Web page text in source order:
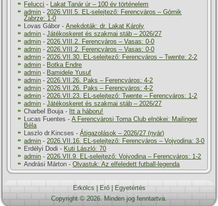
Felucci - Lakat Tanár úr – 100 év történelem
admin -2026.VIII.5. EL-selejtező: Ferencváros – Górnik
Zabrze: 1-0
Lovas Gábor -Anekdoták: dr. Lakat Károly
admin -Játékoskeret és szakmai stáb – 2026/27
admin -2026.VIII.2. Ferencváros – Vasas: 0-0
admin -2026.VIII.2. Ferencváros – Vasas: 0-0
admin -2026.VII.30. EL-selejtező: Ferencváros – Twente: 2-2
admin - Botka Endre
admin - Bamidele Yusuf
admin -2026.VII.26. Paks – Ferencváros: 4-2
admin -2026.VII.26. Paks – Ferencváros: 4-2
admin -2026.VII.23. EL-selejtező: Twente – Ferencváros: 1-2
admin -Játékoskeret és szakmai stáb – 2026/27
Charbel Bouja- Itt a háboru!
Lucas Fuentes -A Ferencvárosi Torna Club elnökei: Mailinger
Béla
Laszlo dr.Kincses -Átigazolások – 2026/27 (nyár)
admin -2026.VII.16. EL-selejtező: Ferencváros – Vojvodina: 3-0
Erdélyi Dodi - Kuti László: 70
admin -2026.VII.9. EL-selejtező: Vojvodina – Ferencváros: 1-2
Andrási Márton -Olvastuk: Az elfeledett futball-legenda
Erkölcs | Erő| Egyetértés
Copyright © 2026. Minden jog fenntartva.